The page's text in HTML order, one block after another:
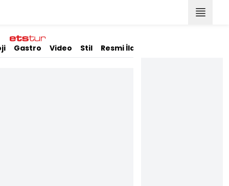
Gastro Video Stil Resmi İlanlar